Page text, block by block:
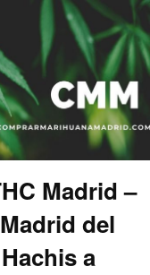
Madrid –
del
a